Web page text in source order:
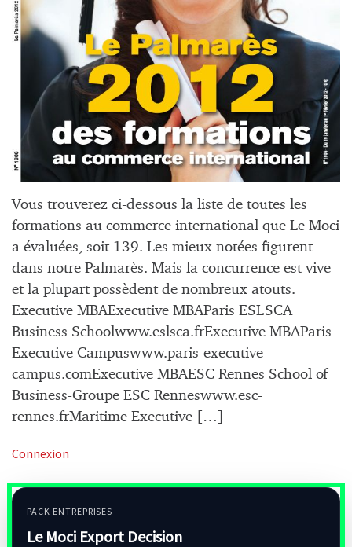
Vous trouverez ci-dessous la liste de toutes les
formations au commerce international que Le Moci
a évaluées, soit 139. Les mieux notées figurent
dans notre Palmarès. Mais la concurrence est vive
et la plupart possèdent de nombreux atouts.
Executive MBAExecutive MBAParis ESLSCA
Business Schoolwww.eslsca.frExecutive MBAParis
Executive Campuswww.paris-executive-
campus.comExecutive MBAESC Rennes School of
Business-Groupe ESC Renneswww.esc-
rennes.frMaritime Executive […]
Connexion
PACK ENTREPRISES
Le Moci Export Decision